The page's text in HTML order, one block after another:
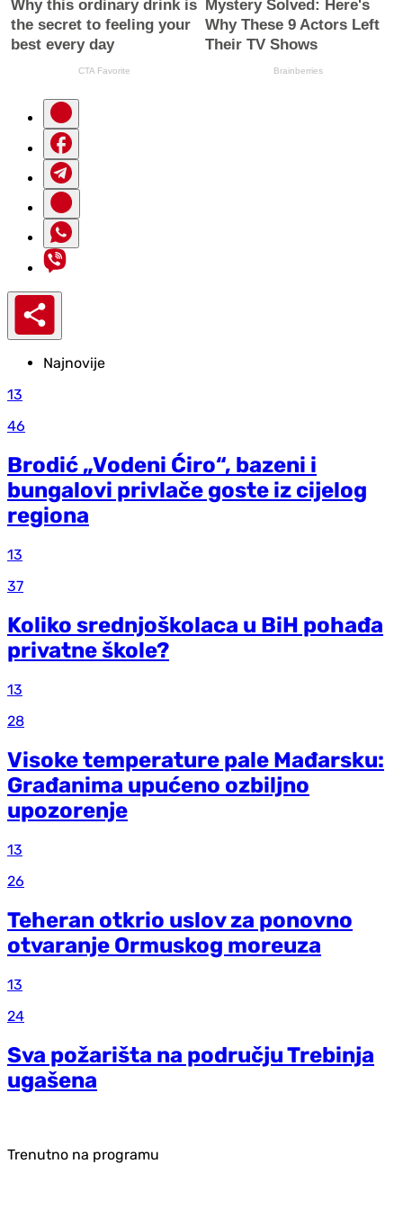
Najnovije
13
46
Brodić „Vodeni Ćiro“, bazeni i
bungalovi privlače goste iz cijelog
regiona
13
37
Koliko srednjoškolaca u BiH pohađa
privatne škole?
13
28
Visoke temperature pale Mađarsku:
Građanima upućeno ozbiljno
upozorenje
13
26
Teheran otkrio uslov za ponovno
otvaranje Ormuskog moreuza
13
24
Sva požarišta na području Trebinja
ugašena
Trenutno na programu